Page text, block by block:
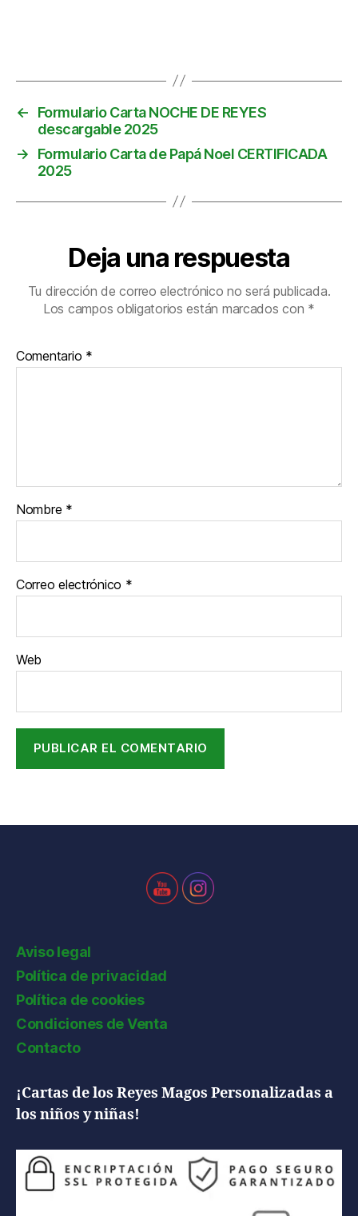
←
Formulario Carta NOCHE DE REYES
descargable 2025
→
Formulario Carta de Papá Noel CERTIFICADA
2025
Deja una respuesta
Tu dirección de correo electrónico no será publicada.
Los campos obligatorios están marcados con *
Comentario *
Nombre *
Correo electrónico *
Web
Aviso legal
Política de privacidad
Política de cookies
Condiciones de Venta
Contacto
¡Cartas de los Reyes Magos Personalizadas a
los niños y niñas!